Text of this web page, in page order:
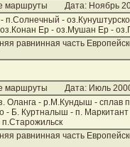
маршруты Дата: Ноябрь
п.Солнечный -
Ер - оз.Мушан Ер -
равнинная часть
маршруты Дата: Июль
Оланга - р.М.Кундыш - сплав
- Б. Куртналыш - п.
равнинная часть